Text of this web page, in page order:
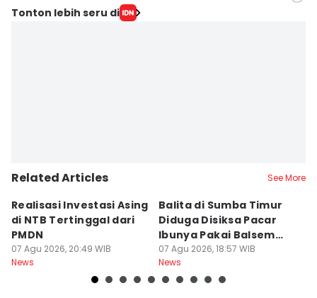
Editor
Tonton lebih seru di
Related Articles See More
Realisasi Investasi Asing
di NTB Tertinggal dari
PMDN
07 Agu 2026, 20:49 WIB
News
Balita di Sumba Timur
Diduga Disiksa Pacar
Ibunya Pakai Balsem
dan Cabai
07 Agu 2026, 18:57 WIB
News